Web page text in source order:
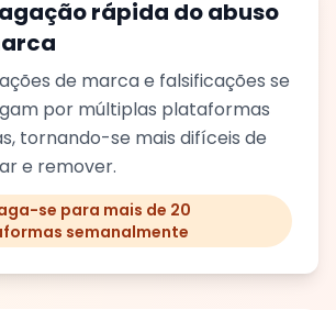
rápida do abuso
de marca e falsificações se
por múltiplas plataformas
tornando-se mais difíceis de
e remover.
se para mais de 20
semanalmente